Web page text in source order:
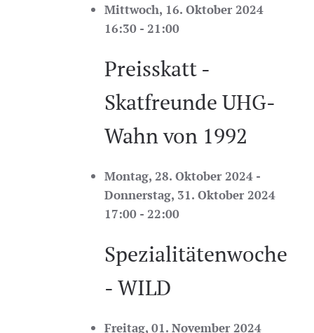
Mittwoch, 16. Oktober 2024
16:30 - 21:00
Preisskatt -
Skatfreunde UHG-
Wahn von 1992
Montag, 28. Oktober 2024 -
Donnerstag, 31. Oktober 2024
17:00 - 22:00
Spezialitätenwoche
- WILD
Freitag, 01. November 2024